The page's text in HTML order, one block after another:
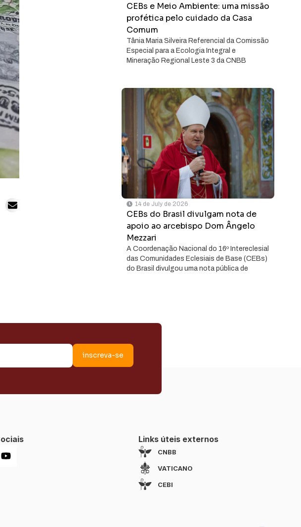
CEBs e Meio Ambiente: uma missão
profética pelo cuidado da Casa
Comum
Tânia Maria Silveira Referencial da Comissão
Especial para a Ecologia Integral e
Mineração Regional Leste 3 da CNBB
14 de July de 2026
CEBs do Brasil divulgam nota de
apoio ao arcebispo Dom Ângelo
Mezzari
A Coordenação Nacional do 16º Intereclesial
das Comunidades Eclesiais de Base (CEBs)
do Brasil divulgou uma nota pública de
Links úteis externos
CNBB
VATICANO
CEBI